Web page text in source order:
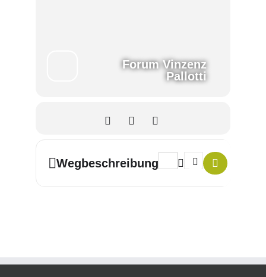
Forum Vinzenz
Pallotti
Wegbeschreibung Address - Coach dich selbst
Destination Address